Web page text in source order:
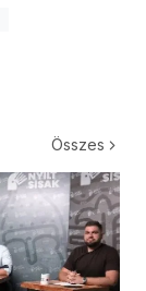
Összes